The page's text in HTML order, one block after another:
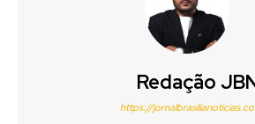
Redação
https://